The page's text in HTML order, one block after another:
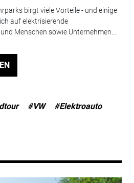
birgt viele Vorteile - und einige
auf elektrisierende
Menschen sowie Unternehmen...
#VW
#Elektroauto